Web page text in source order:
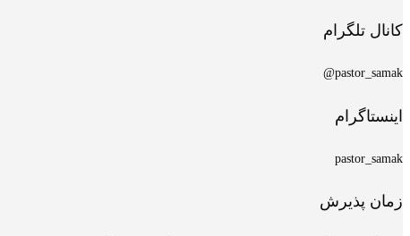
کانال تلگرام
pastor_samak@
اینستاگرام
pastor_samak
زمان پذیرش